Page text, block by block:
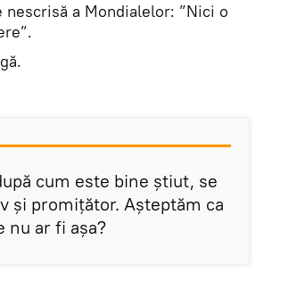
a Mondialelor: ”Nici o
cum este bine știut, se
și promițător. Așteptăm ca
nu ar fi așa?